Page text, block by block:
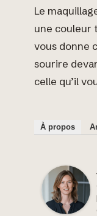
Le
une couleur
vous donne
sourire
celle qu’il
À propos